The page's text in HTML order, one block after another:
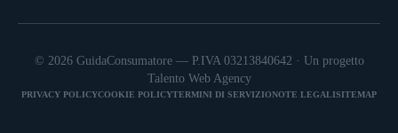
© 2026 GuidaConsumatore — P.IVA 03213840642 · Un progetto
Talento Web Agency
PRIVACY POLICYCOOKIE POLICYTERMINI DI SERVIZIONOTE LEGALISITEMAP